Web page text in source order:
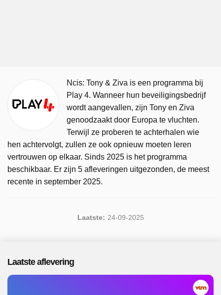
Ncis: Tony & Ziva is een programma bij
Play 4. Wanneer hun beveiligingsbedrijf
wordt aangevallen, zijn Tony en Ziva
genoodzaakt door Europa te vluchten.
Terwijl ze proberen te achterhalen wie
hen achtervolgt, zullen ze ook opnieuw moeten leren
vertrouwen op elkaar. Sinds 2025 is het programma
beschikbaar. Er zijn 5 afleveringen uitgezonden, de meest
recente in september 2025.
Laatste: 24-09-2025
Laatste aflevering